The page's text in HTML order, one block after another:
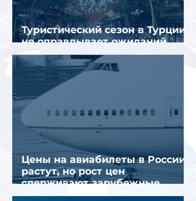
Туристический сезон в Турции
не оправдывает ожиданий
отрасли
Цены на авиабилеты в России
растут, но рост цен
сдерживают зарубежные
конкуренты